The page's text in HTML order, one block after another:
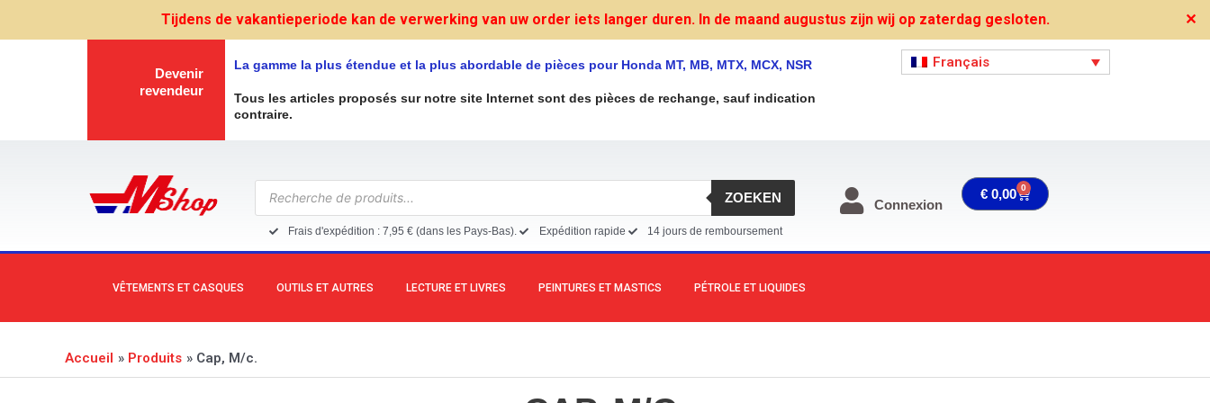
Tijdens de vakantieperiode kan de verwerking van uw order iets langer duren. In de maand augustus zijn wij op zaterdag gesloten. ✕
Devenir
revendeur
La gamme la plus étendue et la plus abordable de pièces pour Honda MT, MB, MTX, MCX, NSR
Tous les articles proposés sur notre site Internet sont des pièces de rechange, sauf indication
contraire.
Français
Recherche
de
produits
ZOEKEN
Frais d'expédition : 7,95 € (dans les Pays-Bas). Expédition rapide 14 jours de remboursement
Connexion
€ 0,00 0 Panier
VÊTEMENTS ET CASQUES OUTILS ET AUTRES LECTURE ET LIVRES PEINTURES ET MASTICS PÉTROLE ET LIQUIDES
Accueil Produits Cap, M/c.